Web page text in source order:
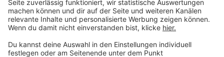
Produkte & Preise anzeigen